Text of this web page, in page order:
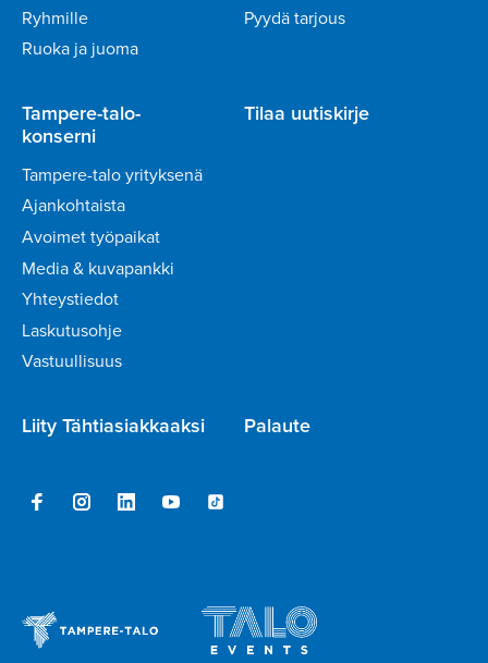
Ryhmille
Ruoka ja juoma
Pyydä tarjous
Tampere-talo-
konserni
Tampere-talo yrityksenä
Ajankohtaista
Avoimet työpaikat
Media & kuvapankki
Yhteystiedot
Laskutusohje
Vastuullisuus
Tilaa uutiskirje
Liity Tähtiasiakkaaksi Palaute